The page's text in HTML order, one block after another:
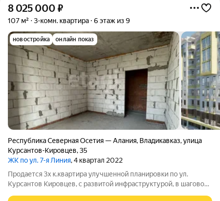
8 025 000 ₽
107 м² 3-комн. квартира 6 этаж из 9
новостройка онлайн показ
Республика Северная Осетия — Алания, Владикавказ,улица
Курсантов-Кировцев,35
ЖК по ул. 7-я Линия, 4 квартал 2022
Продается 3х к.квартира улучшенной планировки по ул.
Курсантов Кировцев, с развитой инфраструктурой, в шаговой